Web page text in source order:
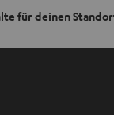
für deinen